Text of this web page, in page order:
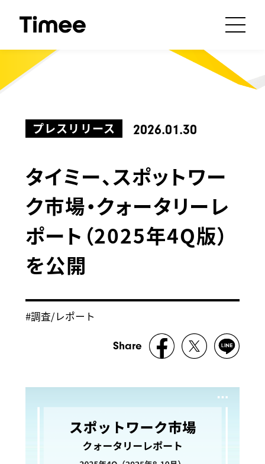
プレスリリース 2026.01.30
Share
タイミー、スポットワー
ク市場・クォータリーレ
ポート（2025年4Q版）
を公開
#調査/レポート